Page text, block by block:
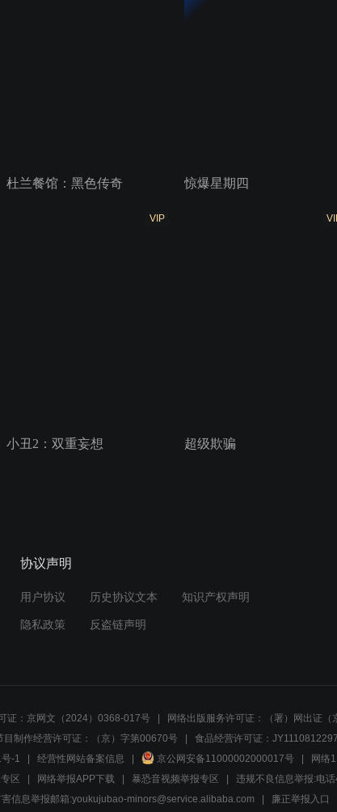
杜兰餐馆：黑色传奇 惊爆星期四
VIP
小丑2：双重妄想 超级欺骗
协议声明
用户协议 历史协议文本 知识产权声明
隐私政策 反盗链声明
证：京网文（2024）0368-017号
网络出版服务许可证：（署）网出证（
目制作经营许可证：（京）字第00670号
食品经营许可证：
-1 经营性网站备案信息 京公网安备11000002000017号
网络
区 网络举报APP下载 暴恐音视频举报专区
违规不良信息举报:电
害信息举报邮箱:youkujubao-minors@service.alibaba.com 廉正举报入口